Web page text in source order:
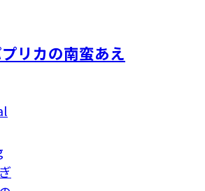
リカの南蛮あえ